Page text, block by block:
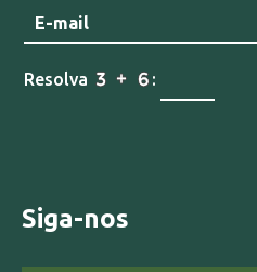
Resolva :
Siga-nos